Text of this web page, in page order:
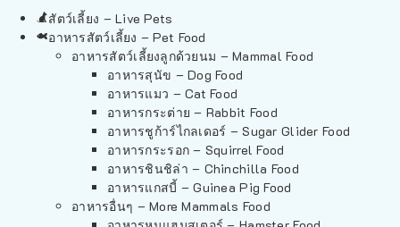
สัตว์เลี้ยง – Live Pets
อาหารสัตว์เลี้ยง – Pet Food
อาหารสัตว์เลี้ยงลูกด้วยนม – Mammal Food
อาหารสุนัข – Dog Food
อาหารแมว – Cat Food
อาหารกระต่าย – Rabbit Food
อาหารชูก้าร์ไกลเดอร์ – Sugar Glider Food
อาหารกระรอก – Squirrel Food
อาหารชินชิล่า – Chinchilla Food
อาหารแกสบี้ – Guinea Pig Food
อาหารอื่นๆ – More Mammals Food